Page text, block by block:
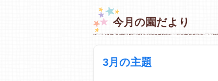
今月の園だより
3月の主題